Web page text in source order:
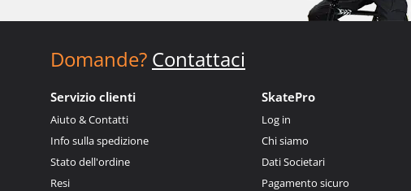
Domande? Contattaci
Servizio clienti
Aiuto & Contatti
Info sulla spedizione
Stato dell'ordine
Resi
SkatePro
Log in
Chi siamo
Dati Societari
Pagamento sicuro